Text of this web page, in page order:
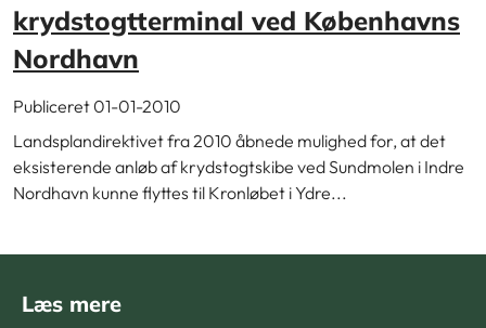
krydstogtterminal ved Københavns
Nordhavn
Publiceret 01-01-2010
Landsplandirektivet fra 2010 åbnede mulighed for, at det
eksisterende anløb af krydstogtskibe ved Sundmolen i Indre
Nordhavn kunne flyttes til Kronløbet i Ydre...
Læs mere